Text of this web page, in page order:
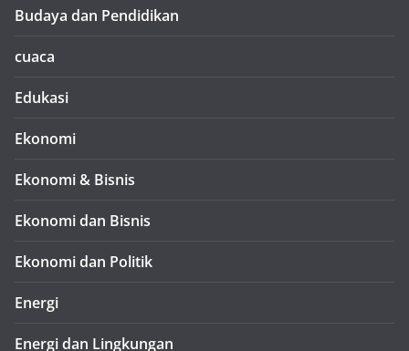
Budaya dan Pendidikan
cuaca
Edukasi
Ekonomi
Ekonomi & Bisnis
Ekonomi dan Bisnis
Ekonomi dan Politik
Energi
Energi dan Lingkungan